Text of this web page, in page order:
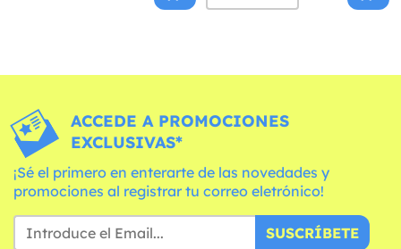
ACCEDE A PROMOCIONES
EXCLUSIVAS*
¡Sé el primero en enterarte de las novedades y
promociones al registrar tu correo eletrónico!
SUSCRÍBETE